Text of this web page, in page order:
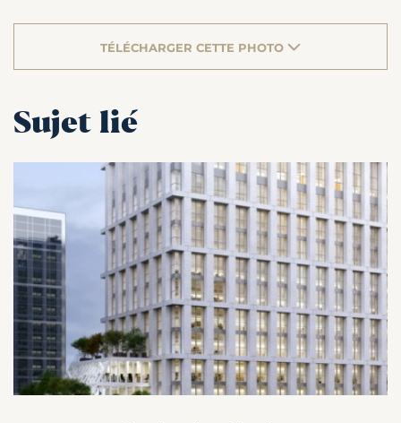
TÉLÉCHARGER CETTE PHOTO
Sujet lié